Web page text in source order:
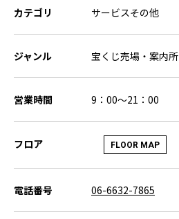
カテゴリ サービスその他
ジャンル 宝くじ売場・案内所
営業時間 9：00～21：00
フロア FLOOR MAP
電話番号 06-6632-7865